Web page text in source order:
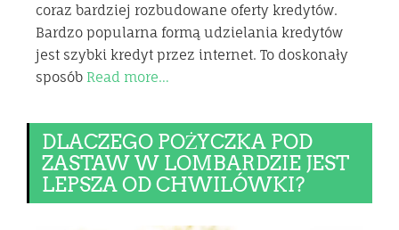
coraz bardziej rozbudowane oferty kredytów.
Bardzo popularna formą udzielania kredytów
jest szybki kredyt przez internet. To doskonały
sposób Read more…
DLACZEGO POŻYCZKA POD
ZASTAW W LOMBARDZIE JEST
LEPSZA OD CHWILÓWKI?